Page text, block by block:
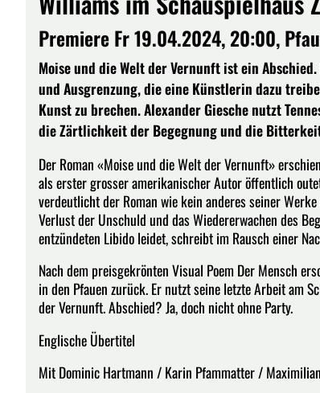
Premiere Fr 19.04.2024, 20:00,
Moise und die Welt der Vernunft ist ein
und Ausgrenzung, die eine Künstlerin dazu
Kunst zu brechen. Alexander Giesche nutzt
die Zärtlichkeit der Begegnung und die
Der Roman «Moise und die Welt der Vernunft»
als erster grosser amerikanischer Autor öffentlich
verdeutlicht der Roman wie kein anderes seiner
Verlust der Unschuld und das Wiedererwachen des
entzündeten Libido leidet, schreibt im Rausch einer
Nach dem preisgekrönten Visual Poem Der Mensch
in den Pfauen zurück. Er nutzt seine letzte Arbeit am
der Vernunft. Abschied? Ja, doch nicht ohne Party.
Englische Übertitel
Mit Dominic Hartmann / Karin Pfammatter /